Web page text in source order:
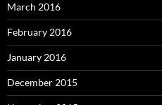
March 2016
February 2016
January 2016
December 2015